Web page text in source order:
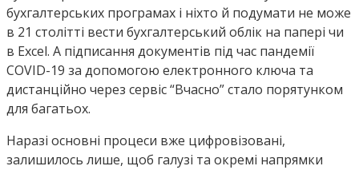
бухгалтерських програмах і ніхто й подумати не може
в 21 столітті вести бухгалтерський облік на папері чи
в Excel. А підписання документів під час пандемії
COVID-19 за допомогою електронного ключа та
дистанційно через сервіс “Вчасно” стало порятунком
для багатьох.
Наразі основні процеси вже цифровізовані,
залишилось лише, щоб галузі та окремі напрямки